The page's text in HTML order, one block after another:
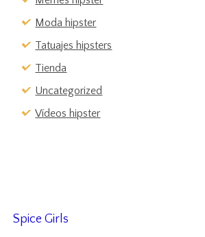
Moda hipster
Tatuajes hipsters
Tienda
Uncategorized
Vídeos hipster
Spice Girls